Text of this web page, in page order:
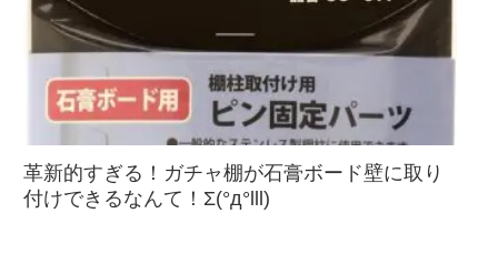
革新的すぎる！ガチャ棚が石膏ボード壁に取り
付けできるなんて！Σ(°д°lll)